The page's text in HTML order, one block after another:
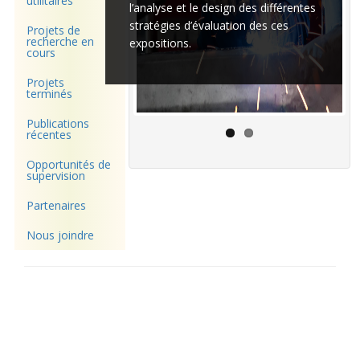
Projets de
recherche en
cours
Projets
terminés
Publications
récentes
Opportunités de
supervision
Partenaires
Nous joindre
l’analyse et le design des différentes
stratégies d’évaluation des ces
expositions.